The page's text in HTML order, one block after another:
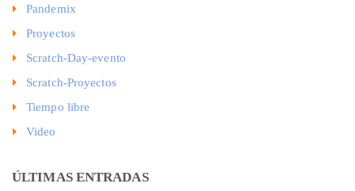
Pandemix
Proyectos
Scratch-Day-evento
Scratch-Proyectos
Tiempo libre
Video
ÚLTIMAS ENTRADAS